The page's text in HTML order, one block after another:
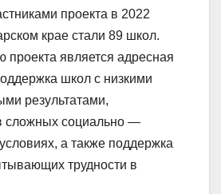
проекта в 2022
крае стали 89 школ.
проекта является адресная
школ с низкими
результатами,
сложных социально —
а также поддержка
трудности в